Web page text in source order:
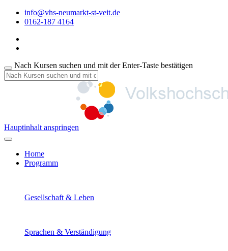
info@vhs-neumarkt-st-veit.de
0162-187 4164
Nach Kursen suchen und mit der Enter-Taste bestätigen
Hauptinhalt anspringen
Home
Programm
Gesellschaft & Leben
Sprachen & Verständigung